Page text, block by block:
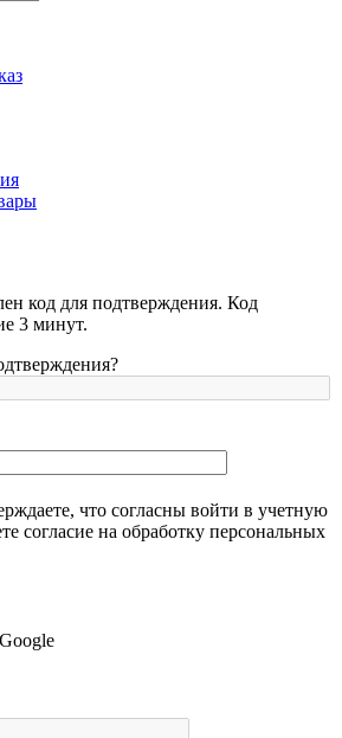
код для подтверждения. Код
3 минут.
что согласны войти в учетную
согласие на обработку персональных